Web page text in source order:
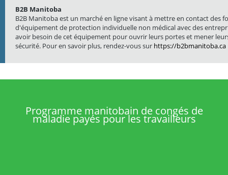
B2B Manitoba
B2B Manitoba est un marché en ligne visant à mettre en contact des
d'équipement de protection individuelle non médical avec des
avoir besoin de cet équipement pour ouvrir leurs portes et mener
sécurité. Pour en savoir plus, rendez-vous sur https://b2bmanitoba.ca
Programme manitobain de congés de
maladie payés pour les travailleurs